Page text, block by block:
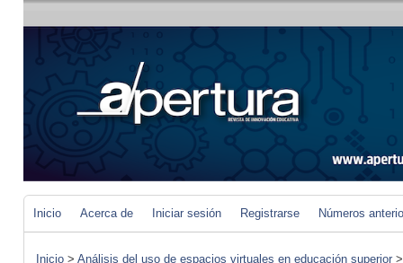
Inicio Acerca de Iniciar sesión Registrarse Números
Inicio > Análisis del uso de espacios virtuales en educación superior